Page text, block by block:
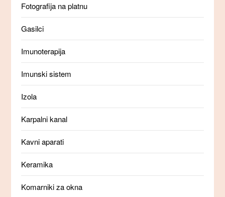
Fotografija na platnu
Gasilci
Imunoterapija
Imunski sistem
Izola
Karpalni kanal
Kavni aparati
Keramika
Komarniki za okna